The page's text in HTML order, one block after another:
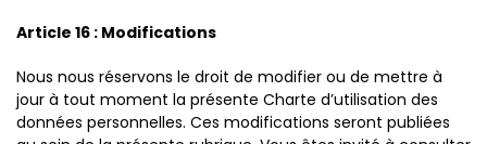
Article 16 : Modifications
Nous nous réservons le droit de modifier ou de mettre à
jour à tout moment la présente Charte d’utilisation des
données personnelles. Ces modifications seront publiées